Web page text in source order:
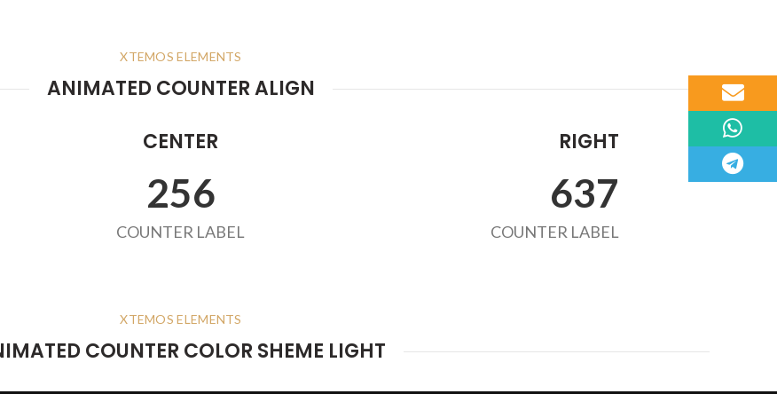
XTEMOS ELEMENTS
ANIMATED COUNTER ALIGN
CENTER
263
COUNTER LABEL
RIGHT
654
COUNTER LABEL
XTEMOS ELEMENTS
COUNTER COLOR SHEME LIGHT
WhatsApp
Telegram